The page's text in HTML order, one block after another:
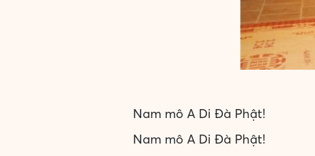
Nam mô A Di Đà Phật!
Nam mô A Di Đà Phật!